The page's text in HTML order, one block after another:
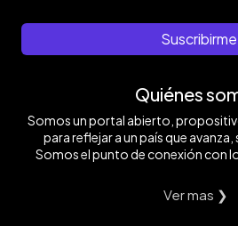
Suscribirme
Quiénes
Somos un portal abierto,
para reflejar a un país que avanza,
Somos el punto de conexión con
Ver mas ❯